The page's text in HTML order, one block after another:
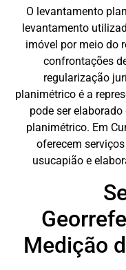
O levantamento
levantamento
imóvel por meio do
confrontações
regularização
planimétrico é a
pode ser
planimétrico. Em
oferecem
usucapião e
Medição